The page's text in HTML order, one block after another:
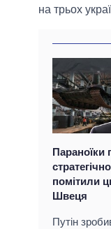
на трьох
Параноїки
помітили
Швеця
Путін